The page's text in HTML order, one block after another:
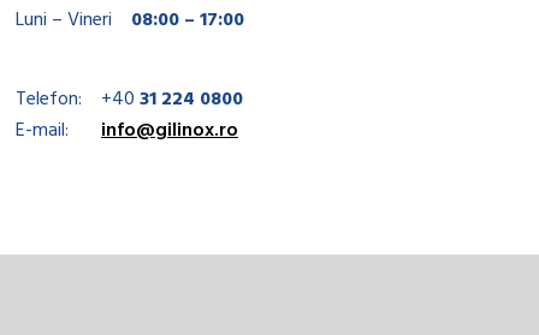
Luni – Vineri
08:00 – 17:00
Telefon: +4031 224 0800
E-mail:
info@gilinox.ro